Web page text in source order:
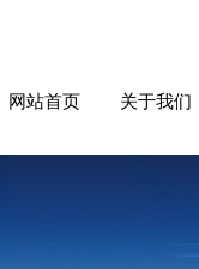
网站首页 关于我们